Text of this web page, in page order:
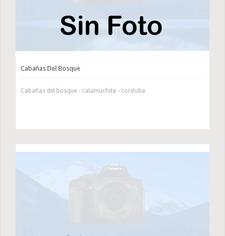
Cabañas Del Bosque
Cabañas del bosque - calamuchita - cordoba